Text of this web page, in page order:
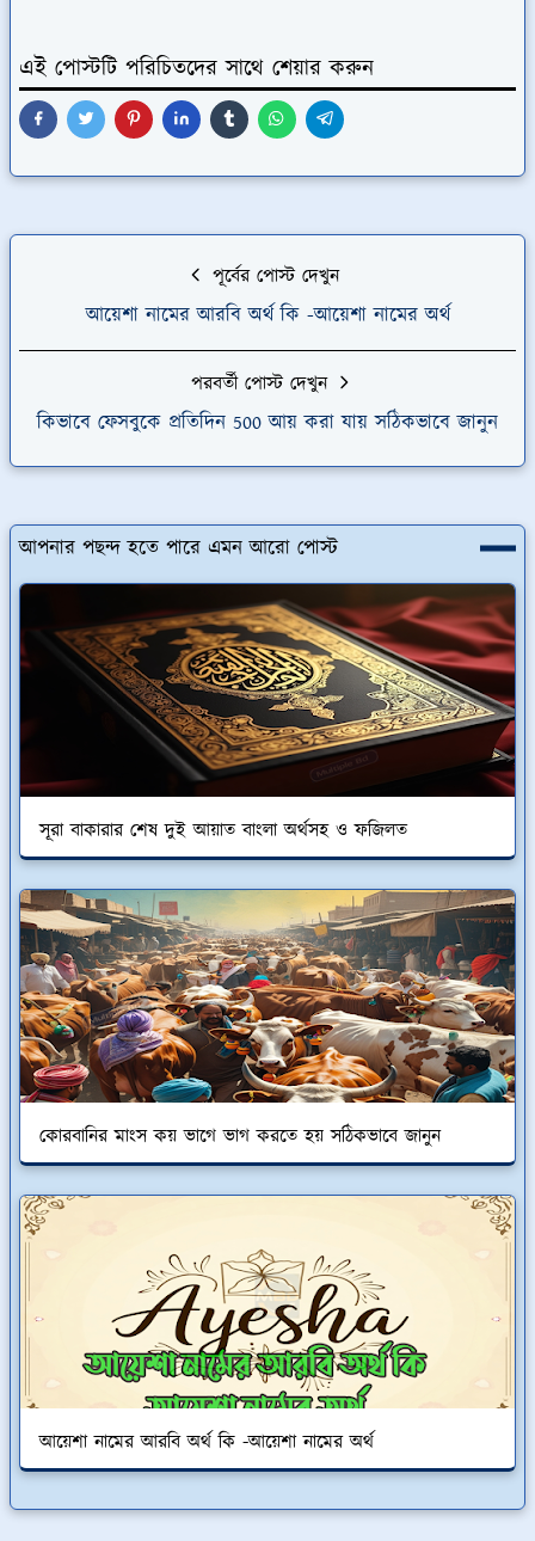
এই পোস্টটি পরিচিতদের সাথে শেয়ার করুন
পূর্বের পোস্ট দেখুন
আয়েশা নামের আরবি অর্থ কি -আয়েশা নামের অর্থ
পরবর্তী পোস্ট দেখুন
কিভাবে ফেসবুকে প্রতিদিন 500 আয় করা যায় সঠিকভাবে জানুন
আপনার পছন্দ হতে পারে এমন আরো পোস্ট
সূরা বাকারার শেষ দুই আয়াত বাংলা অর্থসহ ও ফজিলত
কোরবানির মাংস কয় ভাগে ভাগ করতে হয় সঠিকভাবে জানুন
আয়েশা নামের আরবি অর্থ কি -আয়েশা নামের অর্থ